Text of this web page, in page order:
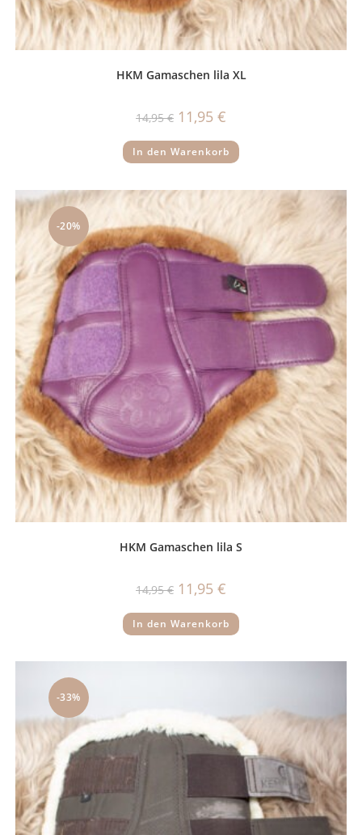
HKM Gamaschen lila XL
14,95€ Ursprünglicher
Preis
14,95 €
11,95 €
11,95 €.
In den Warenkorb
-20%
HKM Gamaschen lila S
14,95€ Ursprünglicher
Preis
14,95 €
11,95 €
11,95 €.
In den Warenkorb
-33%